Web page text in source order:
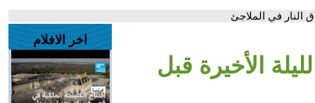
النار في الملاجئ
الأخيرة قبل
اخر الافلام